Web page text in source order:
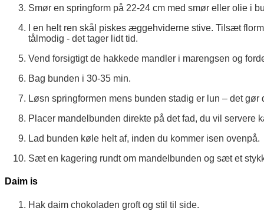
Smør en springform på 22-24 cm med smør eller olie i
I en helt ren skål piskes æggehviderne stive. Tilsæt
tålmodig - det tager lidt tid.
Vend forsigtigt de hakkede mandler i marengsen og
Bag bunden i 30-35 min.
Løsn springformen mens bunden stadig er lun – det gør
Placer mandelbunden direkte på det fad, du vil servere
Lad bunden køle helt af, inden du kommer isen ovenpå.
Sæt en kagering rundt om mandelbunden og sæt et
Daim is
Hak daim chokoladen groft og stil til side.